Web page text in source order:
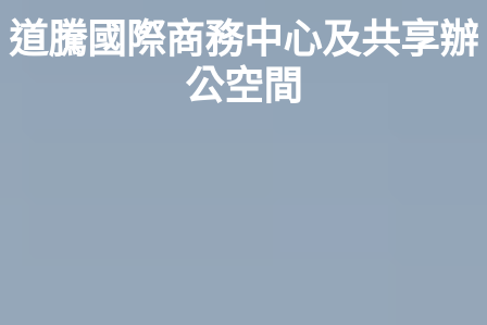
道騰國際商務中心及共享辦
公空間